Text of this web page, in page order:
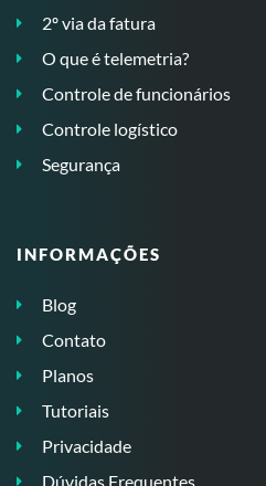
2º via da fatura
O que é telemetria?
Controle de funcionários
Controle logístico
Segurança
INFORMAÇÕES
Blog
Contato
Planos
Tutoriais
Privacidade
Dúvidas Frequentes